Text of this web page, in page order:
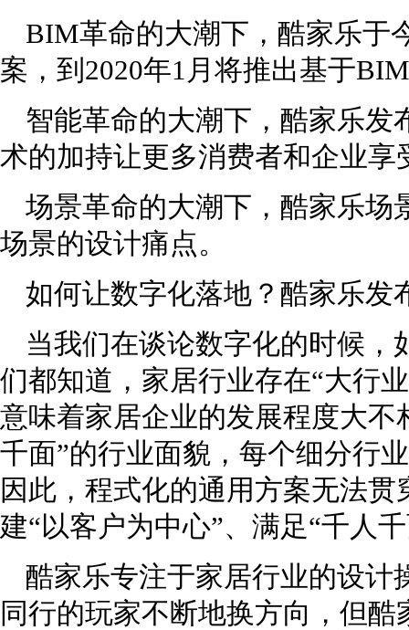
BIM革命的大潮下，酷家乐于
案，到2020年1月将推出基于
智能革命的大潮下，酷家乐发
术的加持让更多消费者和企业享
场景革命的大潮下，酷家乐场
场景的设计痛点。
如何让数字化落地？酷家乐发
当我们在谈论数字化的时候
们都知道，家居行业存在“大行
意味着家居企业的发展程度大
千面”的行业面貌，每个细分行
因此，程式化的通用方案无法
建“以客户为中心”、满足“千人
酷家乐专注于家居行业的设计
同行的玩家不断地换方向，但